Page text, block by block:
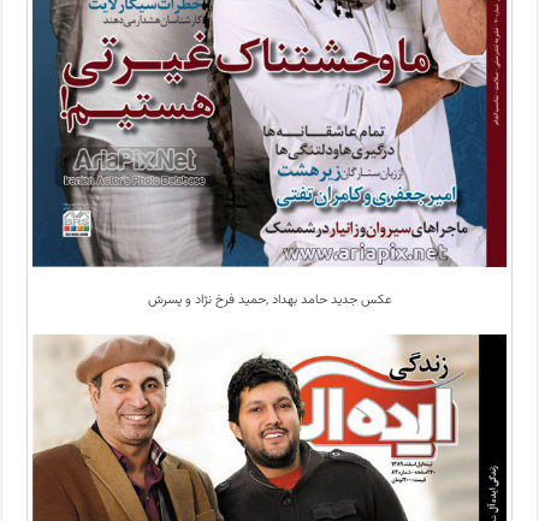
عکس جدید حامد بهداد ,حمید فرخ نژاد و پسرش